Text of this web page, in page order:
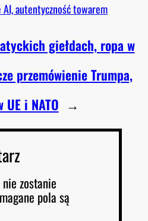
autentyczność towarem
giełdach, ropa w
przemówienie Trumpa,
i NATO →
zostanie
pola są